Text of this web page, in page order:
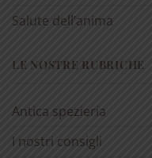
Salute dell’anima
LE NOSTRE RUBRICHE
Antica spezieria
I nostri consigli